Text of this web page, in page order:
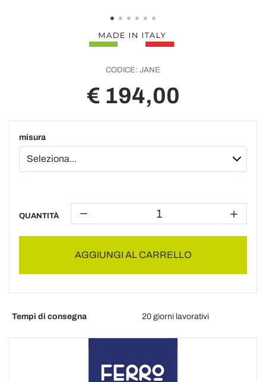
CODICE: JANE
€ 194,00
misura
QUANTITÀ
AGGIUNGI AL CARRELLO
Tempi di consegna 20 giorni lavorativi